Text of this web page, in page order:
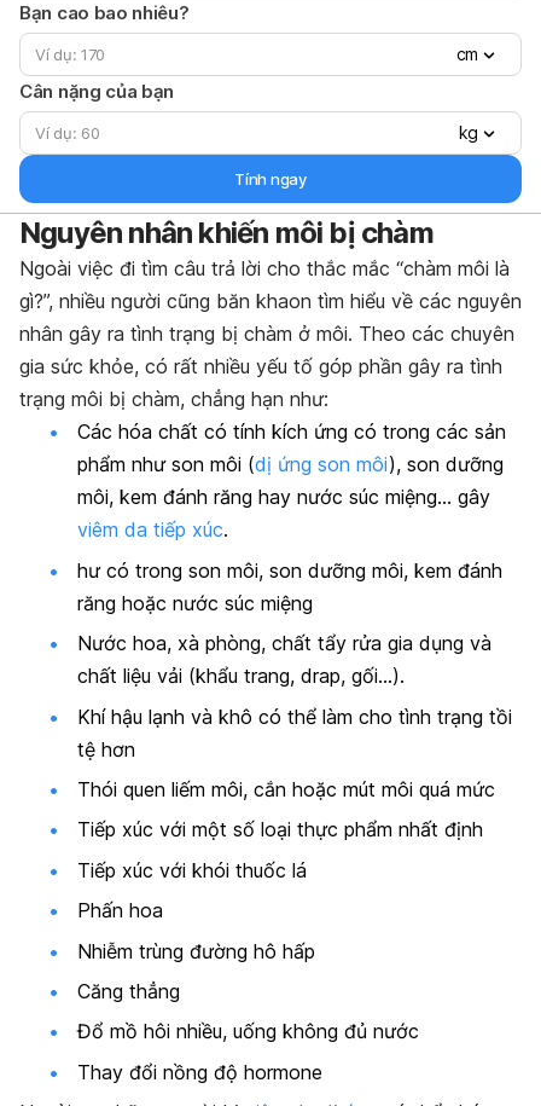
Bạn cao bao nhiêu?
cm
Cân nặng của bạn
kg
Tính ngay
Nguyên nhân khiến môi bị chàm
Ngoài việc đi tìm câu trả lời cho thắc mắc “chàm môi là
gì?”, nhiều người cũng băn khaon tìm hiểu về các nguyên
nhân gây ra tình trạng bị chàm ở môi. Theo các chuyên
gia sức khỏe, có rất nhiều yếu tố góp phần gây ra tình
trạng môi bị chàm, chẳng hạn như:
Các hóa chất có tính kích ứng có trong các sản
phẩm như son môi (dị ứng son môi), son dưỡng
môi, kem đánh răng hay nước súc miệng… gây
viêm da tiếp xúc.
hư có trong son môi, son dưỡng môi, kem đánh
răng hoặc nước súc miệng
Nước hoa, xà phòng, chất tẩy rửa gia dụng và
chất liệu vải (khẩu trang, drap, gối…).
Khí hậu lạnh và khô có thể làm cho tình trạng tồi
tệ hơn
Thói quen liếm môi, cắn hoặc mút môi quá mức
Tiếp xúc với một số loại thực phẩm nhất định
Tiếp xúc với khói thuốc lá
Phấn hoa
Nhiễm trùng đường hô hấp
Căng thẳng
Đổ mồ hôi nhiều, uống không đủ nước
Thay đổi nồng độ hormone